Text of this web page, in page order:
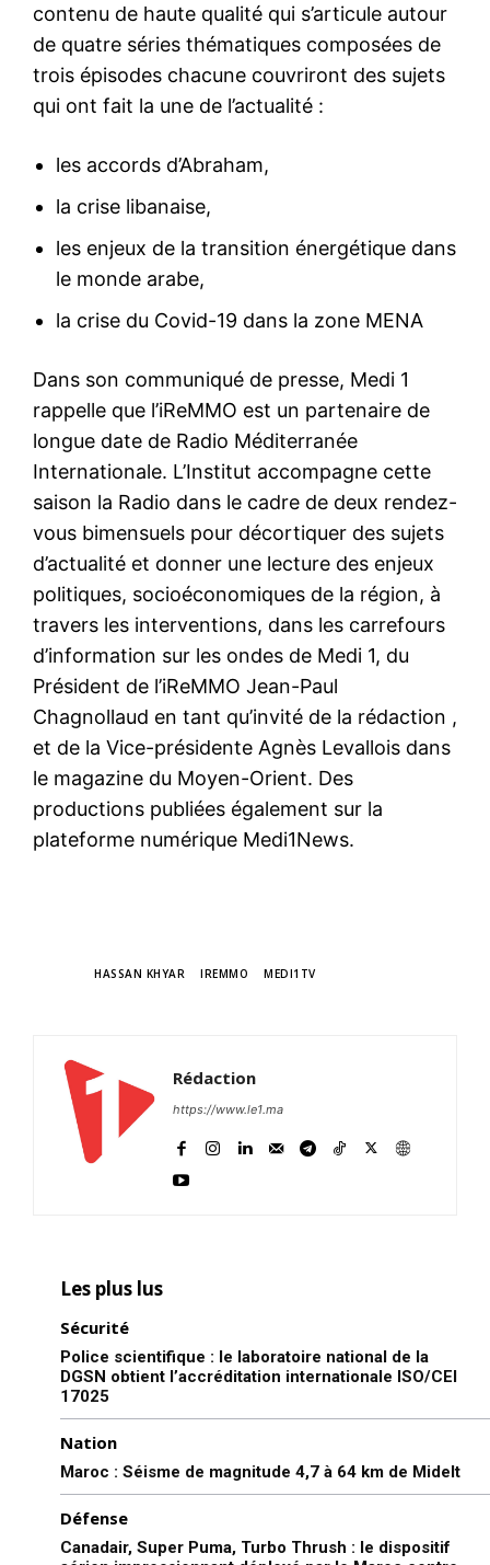
contenu de haute qualité qui s’articule autour
de quatre séries thématiques composées de
trois épisodes chacune couvriront des sujets
qui ont fait la une de l’actualité :
les accords d’Abraham,
la crise libanaise,
les enjeux de la transition énergétique dans
le monde arabe,
la crise du Covid-19 dans la zone MENA
Dans son communiqué de presse, Medi 1
rappelle que l’iReMMO est un partenaire de
longue date de Radio Méditerranée
Internationale. L’Institut accompagne cette
saison la Radio dans le cadre de deux rendez-
vous bimensuels pour décortiquer des sujets
d’actualité et donner une lecture des enjeux
politiques, socioéconomiques de la région, à
travers les interventions, dans les carrefours
d’information sur les ondes de Medi 1, du
Président de l’iReMMO Jean-Paul
Chagnollaud en tant qu’invité de la rédaction ,
et de la Vice-présidente Agnès Levallois dans
le magazine du Moyen-Orient. Des
productions publiées également sur la
plateforme numérique Medi1News.
HASSAN KHYAR IREMMO MEDI1TV
Rédaction
https://www.le1.ma
Les plus lus
Sécurité
Police scientifique : le laboratoire national de la
DGSN obtient l’accréditation internationale ISO/CEI
17025
Nation
Maroc : Séisme de magnitude 4,7 à 64 km de Midelt
Défense
Canadair, Super Puma, Turbo Thrush : le dispositif